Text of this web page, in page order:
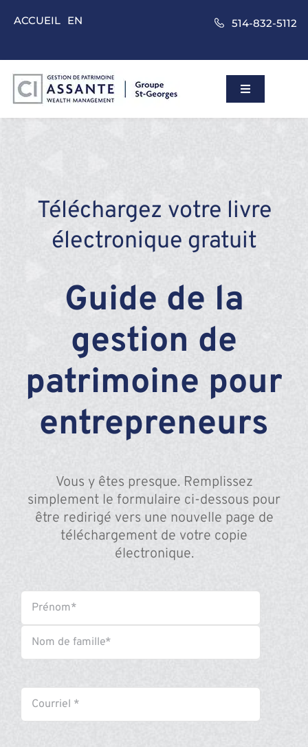
514-832-5112
ACCUEIL EN
Toggle
Approche
Recontrez-
Téléchargez votre livre
électronique gratuit
Guide de la
gestion de
patrimoine pour
entrepreneurs
Vous y êtes presque. Remplissez
simplement le formulaire ci-dessous pour
être redirigé vers une nouvelle page de
téléchargement de votre copie
électronique.
Name
Prénom
Email *